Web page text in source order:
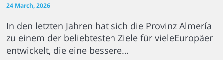
24 March, 2026
In den letzten Jahren hat sich die Provinz Almería
zu einem der beliebtesten Ziele für vieleEuropäer
entwickelt, die eine bessere…